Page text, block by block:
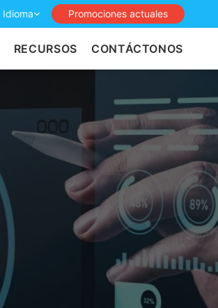
Idioma Promociones actuales
RECURSOS CONTÁCTONOS